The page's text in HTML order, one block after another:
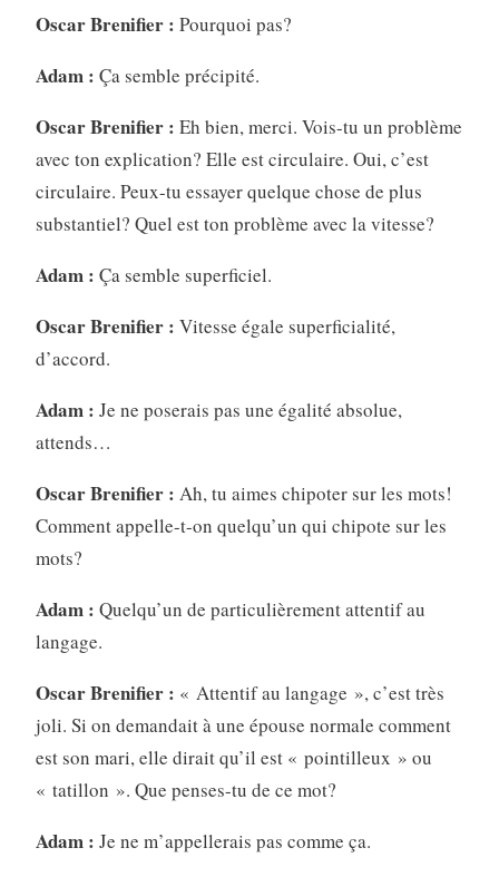
Oscar Brenifier : Pourquoi pas?
Adam : Ça semble précipité.
Oscar Brenifier : Eh bien, merci. Vois-tu un problème
avec ton explication? Elle est circulaire. Oui, c’est
circulaire. Peux-tu essayer quelque chose de plus
substantiel? Quel est ton problème avec la vitesse?
Adam : Ça semble superficiel.
Oscar Brenifier : Vitesse égale superficialité,
d’accord.
Adam : Je ne poserais pas une égalité absolue,
attends…
Oscar Brenifier : Ah, tu aimes chipoter sur les mots!
Comment appelle-t-on quelqu’un qui chipote sur les
mots?
Adam : Quelqu’un de particulièrement attentif au
langage.
Oscar Brenifier : « Attentif au langage », c’est très
joli. Si on demandait à une épouse normale comment
est son mari, elle dirait qu’il est « pointilleux » ou
« tatillon ». Que penses-tu de ce mot?
Adam : Je ne m’appellerais pas comme ça.